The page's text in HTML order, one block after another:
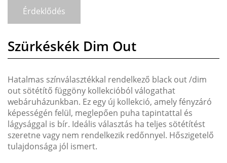
Érdeklődés
Szürkéskék Dim Out
Hatalmas színválasztékkal rendelkező black out /dim
out sötétítő függöny kollekcióból válogathat
webáruházunkban. Ez egy új kollekció, amely fényzáró
képességén felül, meglepően puha tapintattal és
lágysággal is bír. Ideális választás ha teljes sötétítést
szeretne vagy nem rendelkezik redőnnyel. Hőszigetelő
tulajdonsága jól ismert.